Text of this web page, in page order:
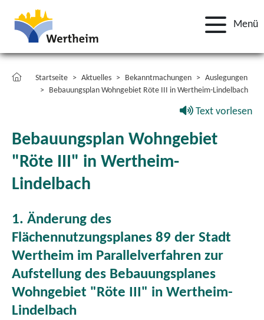
Menü
Startseite Aktuelles Bekanntmachungen
Auslegungen
Bebauungsplan Wohngebiet Röte III in Wertheim-Lindelbach
Text vorlesen
Bebauungsplan Wohngebiet
"Röte III" in Wertheim-
Lindelbach
1. Änderung des
Flächennutzungsplanes 89 der Stadt
Wertheim im Parallelverfahren zur
Aufstellung des Bebauungsplanes
Wohngebiet "Röte III" in Wertheim-
Lindelbach